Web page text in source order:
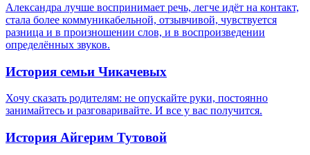
Александра лучше воспринимает речь, легче идёт на контакт,
стала более коммуникабельной, отзывчивой, чувствуется
разница и в произношении слов, и в воспроизведении
определённых звуков.
История семьи Чикачевых
Хочу сказать родителям: не опускайте руки, постоянно
занимайтесь и разговаривайте. И все у вас получится.
История Айгерим Тутовой